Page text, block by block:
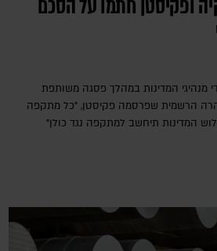
ופקיסטן חתמו על הסכם
מנהיגי המדינות במהלך פסגה משותפת
הרשמית שפרסמה פקיסטן, "כל מתקפה
המדינות תיחשב למתקפה נגד כולן"